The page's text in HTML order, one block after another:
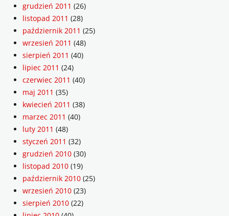
grudzień 2011 (26)
listopad 2011 (28)
październik 2011 (25)
wrzesień 2011 (48)
sierpień 2011 (40)
lipiec 2011 (24)
czerwiec 2011 (40)
maj 2011 (35)
kwiecień 2011 (38)
marzec 2011 (40)
luty 2011 (48)
styczeń 2011 (32)
grudzień 2010 (30)
listopad 2010 (19)
październik 2010 (25)
wrzesień 2010 (23)
sierpień 2010 (22)